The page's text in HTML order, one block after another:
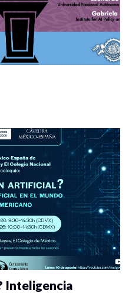
Inteligencia